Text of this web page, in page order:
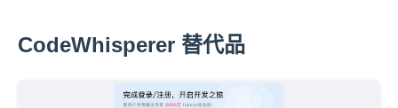
CodeWhisperer 替代品